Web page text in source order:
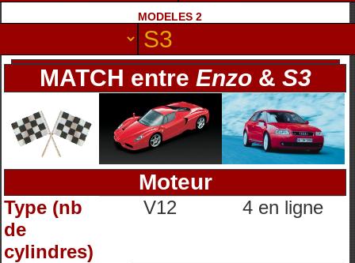
MODELES 2
MATCH entre Enzo& S3
Moteur
Type (nb
de
cylindres)
V12 4 en ligne